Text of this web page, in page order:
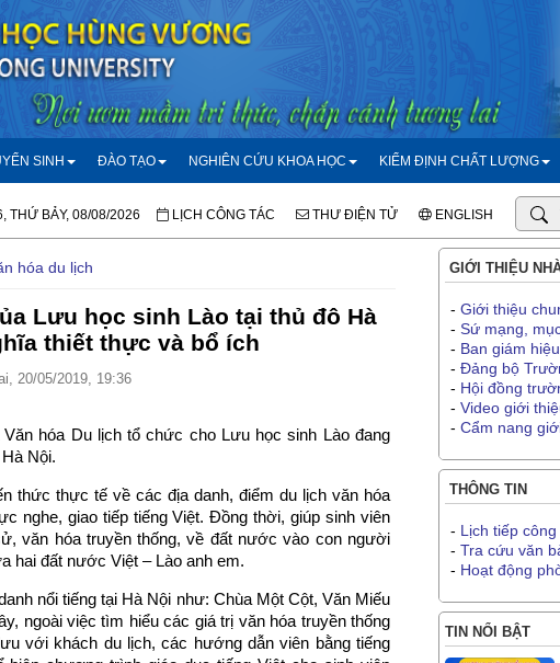
SINH ĐÀO TẠO NGHIÊN CỨU KHOA HỌC KIỂM ĐỊNH CHẤT LƯỢNG
THỨ BẢY, 08/08/2026 LỊCH CÔNG TÁC THƯ ĐIỆN TỬ ENGLISH
hóa du lịch
Lưu học sinh Lào tại thủ đô Hà
thiết thực và bổ ích
20/05/2019, 19:36
hóa Du lịch tổ chức cho Lưu học sinh Lào đang
Nội.
thức thực tế về các địa danh, điểm du lịch văn hóa
nghe, giao tiếp tiếng Việt. Đồng thời, giúp sinh viên
văn hóa truyền thống, về đất nước vào con người
hai đất nước Việt – Lào anh em.
nổi tiếng tại Hà Nội như: Chùa Một Cột, Văn Miếu
ngoài việc tìm hiểu các giá trị văn hóa truyền thống
với khách du lịch, các hướng dẫn viên bằng tiếng
GIỚI THIỆU
- Giới thiệu
- Sứ mạng,
- Ban giám hiệu
- Đảng bộ
- Hội đồng
- Video giới
- Cẩm nang
THÔNG TIN
- Lịch tiếp công
- Tra cứu văn
- Hoạt động
TIN NỔI BẬT